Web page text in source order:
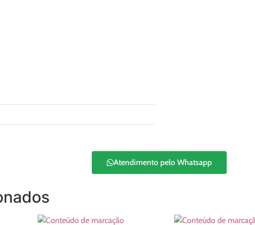
Atendimento pelo Whatsapp